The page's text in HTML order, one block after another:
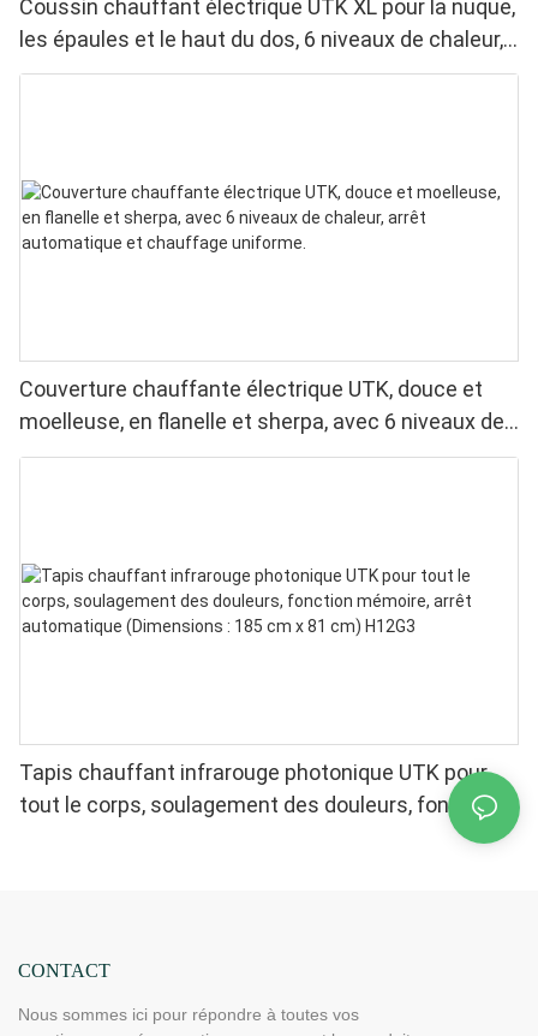
Coussin chauffant électrique UTK XL pour la nuque,
les épaules et le haut du dos, 6 niveaux de chaleur,
lavable en machine
Couverture chauffante électrique UTK, douce et
moelleuse, en flanelle et sherpa, avec 6 niveaux de
chaleur, arrêt automatique et chauffage uniforme.
Tapis chauffant infrarouge photonique UTK pour
tout le corps, soulagement des douleurs, fonction
mémoire, arrêt automatique (Dimensions : 185 cm x
CONTACT
Nous sommes ici pour répondre à toutes vos